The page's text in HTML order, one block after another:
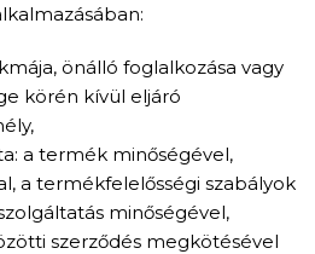
önálló foglalkozása vagy
körén kívül eljáró
a termék minőségével,
a termékfelelősségi szabályok
minőségével,
szerződés megkötésével